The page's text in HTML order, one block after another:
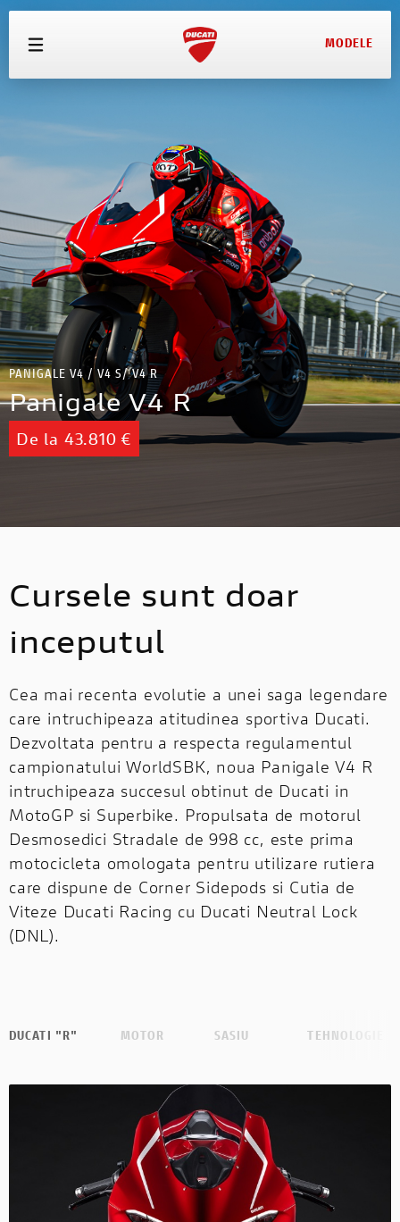
MODELE
ECHIPAMENTE
SERVICE
TEST DRIVE
CONFIGURATOR
PRETURI
CONTACT
PANIGALE V4 / V4 S/ V4 R
Panigale V4 R
De la 43.810 €
Cursele sunt doar
inceputul
Cea mai recenta evolutie a unei saga legendare
care intruchipeaza atitudinea sportiva Ducati.
Dezvoltata pentru a respecta regulamentul
campionatului WorldSBK, noua Panigale V4 R
intruchipeaza succesul obtinut de Ducati in
MotoGP si Superbike. Propulsata de motorul
Desmosedici Stradale de 998 cc, este prima
motocicleta omologata pentru utilizare rutiera
care dispune de Corner Sidepods si Cutia de
Viteze Ducati Racing cu Ducati Neutral Lock
(DNL).
DUCATI "R" MOTOR SASIU TEHNOLOGIE